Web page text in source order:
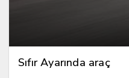
Sıfır Ayarında araç